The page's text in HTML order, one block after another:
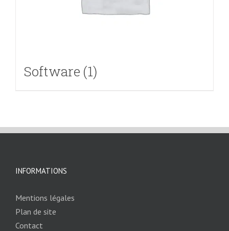
Software (1)
INFORMATIONS
Mentions légales
Plan de site
Contact